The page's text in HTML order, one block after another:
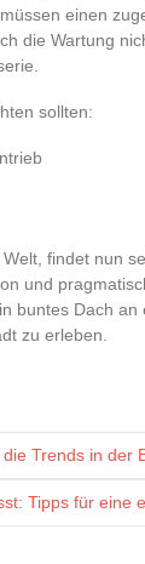
einen
die Wartung
sollten:
findet nun
und
buntes Dach an
zu erleben.
Trends in der
Tipps für eine